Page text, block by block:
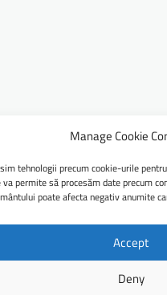
Manage Cookie
tehnologii precum cookie-urile
permite să procesăm date precum
poate afecta negativ anumite
Accept
Deny